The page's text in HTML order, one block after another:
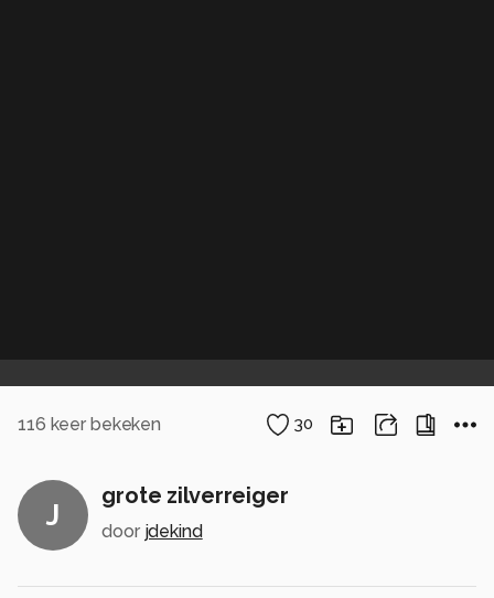
116 keer bekeken 30
J
grote zilverreiger
door jdekind